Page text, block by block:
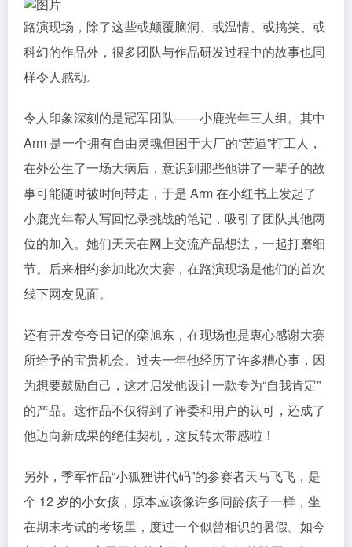
路演现场，除了这些或颠覆脑洞、或温情、或搞笑、或
科幻的作品外，很多团队与作品研发过程中的故事也同
样令人感动。
令人印象深刻的是冠军团队——小鹿光年三人组。其中
Arm 是一个拥有自由灵魂但困于大厂的“苦逼”打工人，
在外公生了一场大病后，意识到那些他讲了一辈子的故
事可能随时被时间带走，于是 Arm 在小红书上发起了
小鹿光年帮人写回忆录挑战的笔记，吸引了团队其他两
位的加入。她们天天在网上交流产品想法，一起打磨细
节。后来相约参加此次大赛，在路演现场是他们的首次
线下网友见面。
还有开发夸夸日记的栾旭东，在现场也是衷心感谢大赛
所给予的宝贵机会。过去一年他经历了许多糟心事，因
为想要鼓励自己，这才启发他设计一款专为“自我肯定”
的产品。这作品不仅得到了评委和用户的认可，还成了
他迈向新成果的绝佳契机，这反转太带感啦！
另外，季军作品“小狐狸讲代码”的参赛者天马飞飞，是
个 12 岁的小女孩，原本应该像许多同龄孩子一样，坐
在期末考试的考场里，度过一个似曾相识的暑假。如今